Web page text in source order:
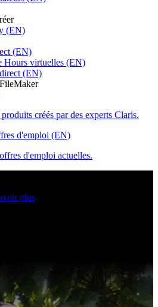
(EN)
(EN)
Hours virtuelles (EN)
(EN)
créés par des experts Claris.
d'emploi (EN)
d'emploi actuelles.
plus